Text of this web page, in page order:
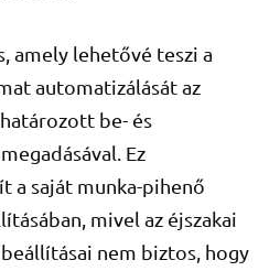
amely lehetővé teszi a
automatizálását az
be- és
Ez
a saját munka-pihenő
mivel az éjszakai
nem biztos, hogy